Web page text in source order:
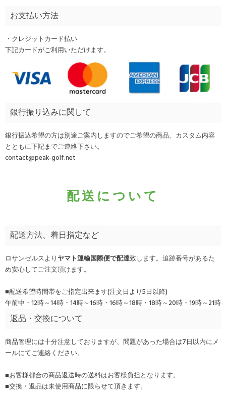
お支払い方法
・クレジットカード払い
下記カードがご利用いただけます。
銀行振り込みに関して
銀行振込希望の方は別途ご案内しますのでご希望の商品、カスタム内容
とともに下記までご連絡下さい。
contact@peak-golf.net
配送について
配送方法、着日指定など
ロサンゼルスよりヤマト運輸国際便で配達致します。追跡番号があるた
め安心してご注文頂けます。
■配送希望時間帯をご指定出来ます(注文日より5日以降)
午前中・12時～14時・14時～16時・16時～18時・18時～20時・19時～21時
返品・交換について
商品管理には十分注意しておりますが、問題があった場合は7日以内にメ
ールにてご連絡ください。
■お客様都合の商品返送時の送料はお客様負担となります。
■交換・返品は未使用商品に限らせて頂きます。